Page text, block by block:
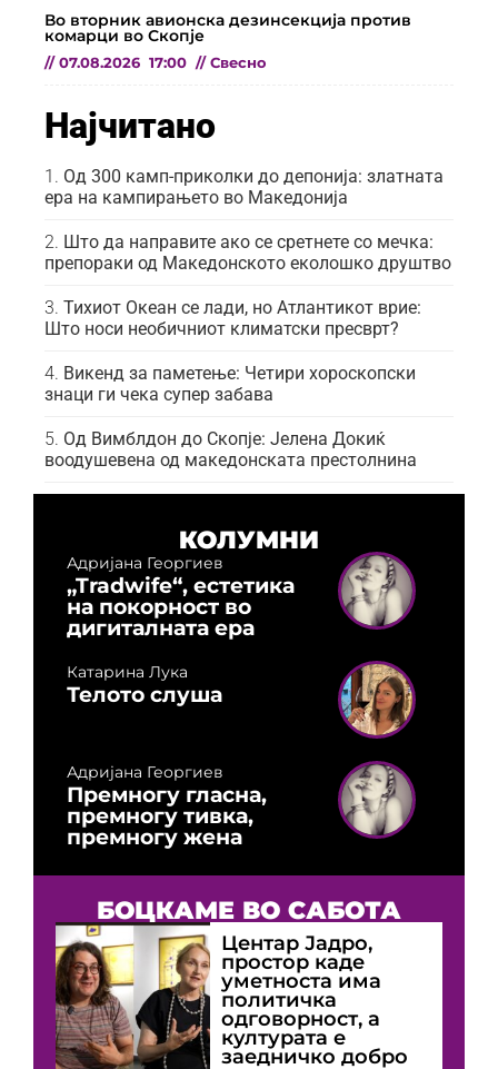
Во вторник авионска дезинсекција против
комарци во Скопје
// 07.08.2026 17:00 // Свесно
Најчитано
Од 300 камп-приколки до депонија: златната
ера на кампирањето во Македонија
Што да направите ако се сретнете со мечка:
препораки од Македонското еколошко друштво
Тихиот Океан се лади, но Атлантикот врие:
Што носи необичниот климатски пресврт?
Викенд за паметење: Четири хороскопски
знаци ги чека супер забава
Од Вимблдон до Скопје: Јелена Докиќ
воодушевена од македонската престолнина
КОЛУМНИ
Адријана Георгиев
„Tradwife“, естетика
на покорност во
дигиталната ера
Катарина Лука
Телото слуша
Адријана Георгиев
Премногу гласна,
премногу тивка,
премногу жена
БОЦКАМЕ ВО САБОТА
Центар Јадро,
простор каде
уметноста има
политичка
одговорност, а
културата е
заедничко добро